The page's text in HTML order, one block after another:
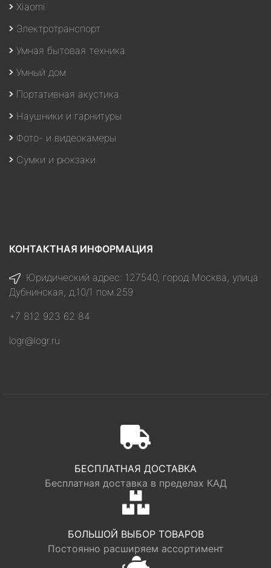
Xiaomi
Электротранспорт
Умная бытовая техника
Умный дом
Портативная акустика
Наушники и гарнитуры
Фото- и видеокамеры
Сумки и рюкзаки
КОНТАКТНАЯ ИНФОРМАЦИЯ
Юридический адрес: 127540, город Москва, улица
Дубнинская, д.10/1 пом.259
+7 812 923 62 84
logr@logr.ru
БЕСПЛАТНАЯ ДОСТАВКА
Бесплатная доставка в пределах КАД
БОЛЬШОЙ ВЫБОР ТОВАРОВ
Постоянно расширяем ассортимент